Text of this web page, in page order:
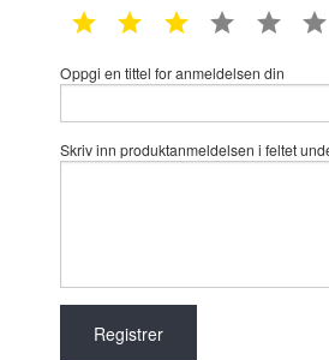
1 star 2 star 3 star 4 star 5 star
Oppgi en tittel for anmeldelsen din
Skriv inn produktanmeldelsen i feltet